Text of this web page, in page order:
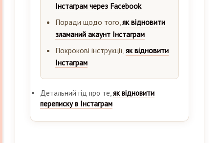
Інстаграм через Facebook
Поради щодо того, як відновити
зламаний акаунт Інстаграм
Покрокові інструкції, як відновити
Інстаграм
Детальний гід про те, як відновити
переписку в Інстаграм